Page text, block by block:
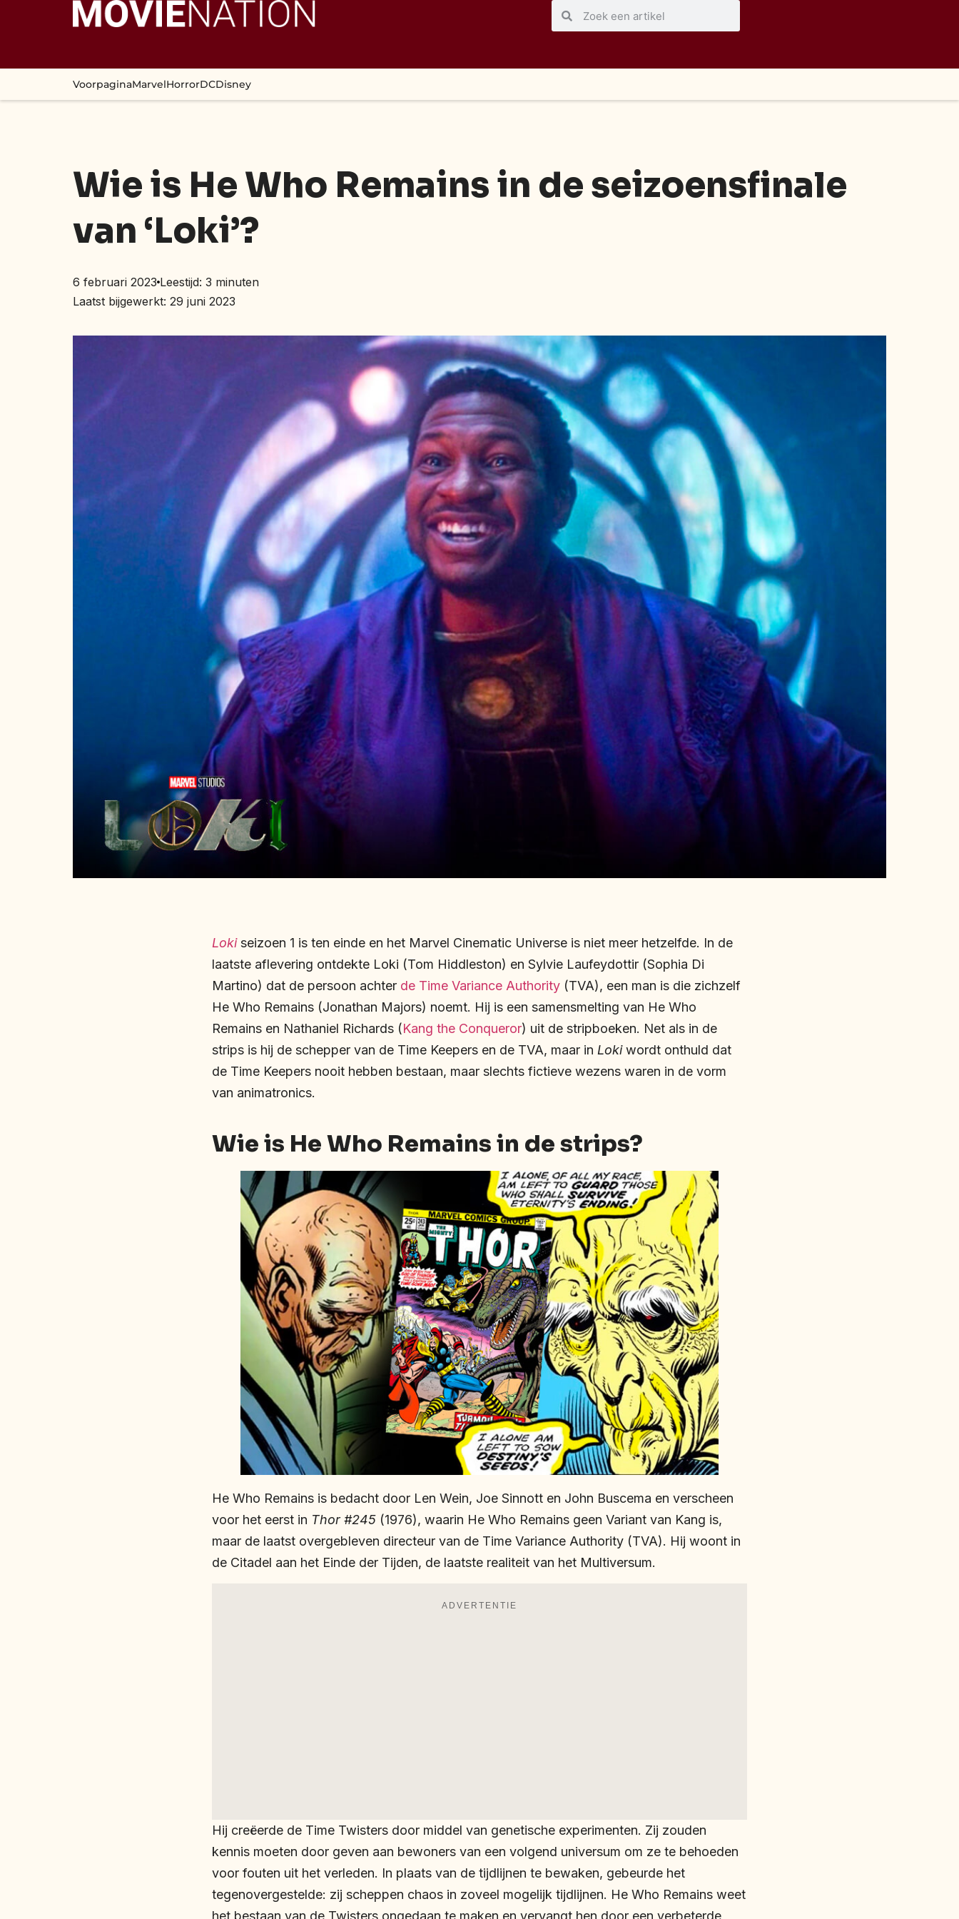
VoorpaginaMarvelHorrorDCDisney
Wie is He Who Remains in de seizoensfinale
van ‘Loki’?
6 februari 2023 Leestijd: 3 minuten
Laatst bijgewerkt: 29 juni 2023
Lokiseizoen 1 is ten einde en het Marvel Cinematic Universe is niet meer hetzelfde. In de
laatste aflevering ontdekte Loki (Tom Hiddleston) en Sylvie Laufeydottir (Sophia Di
Martino) dat de persoon achter de Time Variance Authority (TVA), een man is die zichzelf
He Who Remains (Jonathan Majors) noemt. Hij is een samensmelting van He Who
Remains en Nathaniel Richards (Kang the Conqueror) uit de stripboeken. Net als in de
strips is hij de schepper van de Time Keepers en de TVA, maar in Lokiwordt onthuld dat
de Time Keepers nooit hebben bestaan, maar slechts fictieve wezens waren in de vorm
van animatronics.
Wie is He Who Remains in de strips?
He Who Remains is bedacht door Len Wein, Joe Sinnott en John Buscema en verscheen
voor het eerst in Thor #245 (1976), waarin He Who Remains geen Variant van Kang is,
maar de laatst overgebleven directeur van de Time Variance Authority (TVA). Hij woont in
de Citadel aan het Einde der Tijden, de laatste realiteit van het Multiversum.
ADVERTENTIE
Hij creëerde de Time Twisters door middel van genetische experimenten. Zij zouden
kennis moeten door geven aan bewoners van een volgend universum om ze te behoeden
voor fouten uit het verleden. In plaats van de tijdlijnen te bewaken, gebeurde het
tegenovergestelde: zij scheppen chaos in zoveel mogelijk tijdlijnen. He Who Remains weet